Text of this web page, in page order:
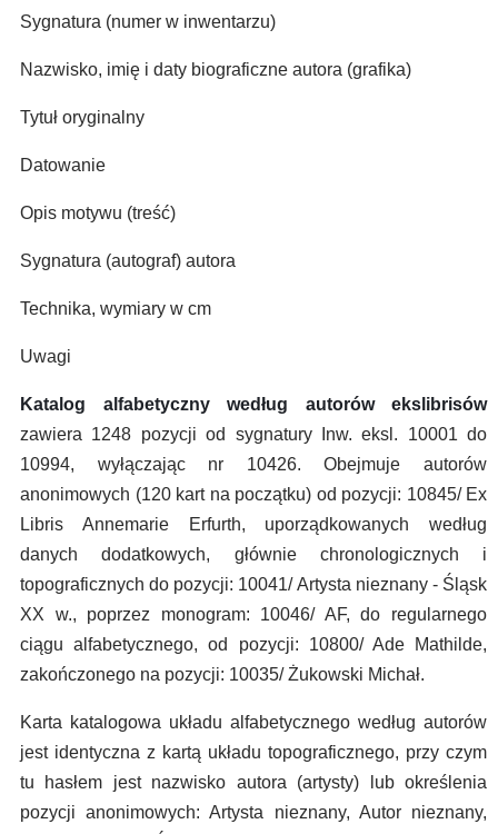
Sygnatura (numer w inwentarzu)
Nazwisko, imię i daty biograficzne autora (grafika)
Tytuł oryginalny
Datowanie
Opis motywu (treść)
Sygnatura (autograf) autora
Technika, wymiary w cm
Uwagi
Katalog alfabetyczny według autorów ekslibrisów
zawiera 1248 pozycji od sygnatury Inw. eksl. 10001 do
10994, wyłączając nr 10426. Obejmuje autorów
anonimowych (120 kart na początku) od pozycji: 10845/ Ex
Libris Annemarie Erfurth, uporządkowanych według
danych dodatkowych, głównie chronologicznych i
topograficznych do pozycji: 10041/ Artysta nieznany - Śląsk
XX w., poprzez monogram: 10046/ AF, do regularnego
ciągu alfabetycznego, od pozycji: 10800/ Ade Mathilde,
zakończonego na pozycji: 10035/ Żukowski Michał.
Karta katalogowa układu alfabetycznego według autorów
jest identyczna z kartą układu topograficznego, przy czym
tu hasłem jest nazwisko autora (artysty) lub określenia
pozycji anonimowych: Artysta nieznany, Autor nieznany,